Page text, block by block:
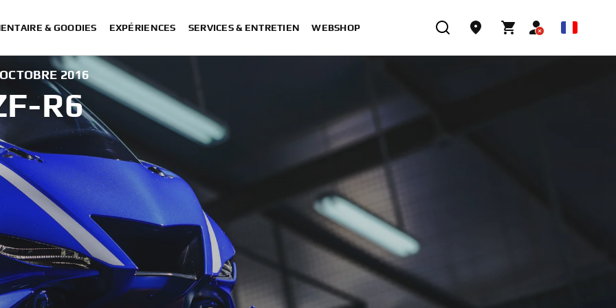
& GOODIES EXPÉRIENCES SERVICES & ENTRETIEN WEBSHOP
2016
R6